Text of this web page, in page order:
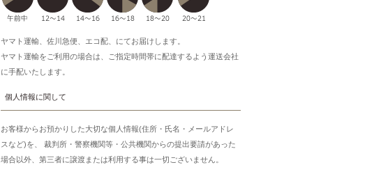
ヤマト運輸、佐川急便、エコ配、にてお届けします。
ヤマト運輸をご利用の場合は、ご指定時間帯に配達するよう運送会社
に手配いたします。
個人情報に関して
お客様からお預かりした大切な個人情報(住所・氏名・メールアドレ
スなど)を、 裁判所・警察機関等・公共機関からの提出要請があった
場合以外、第三者に譲渡または利用する事は一切ございません。